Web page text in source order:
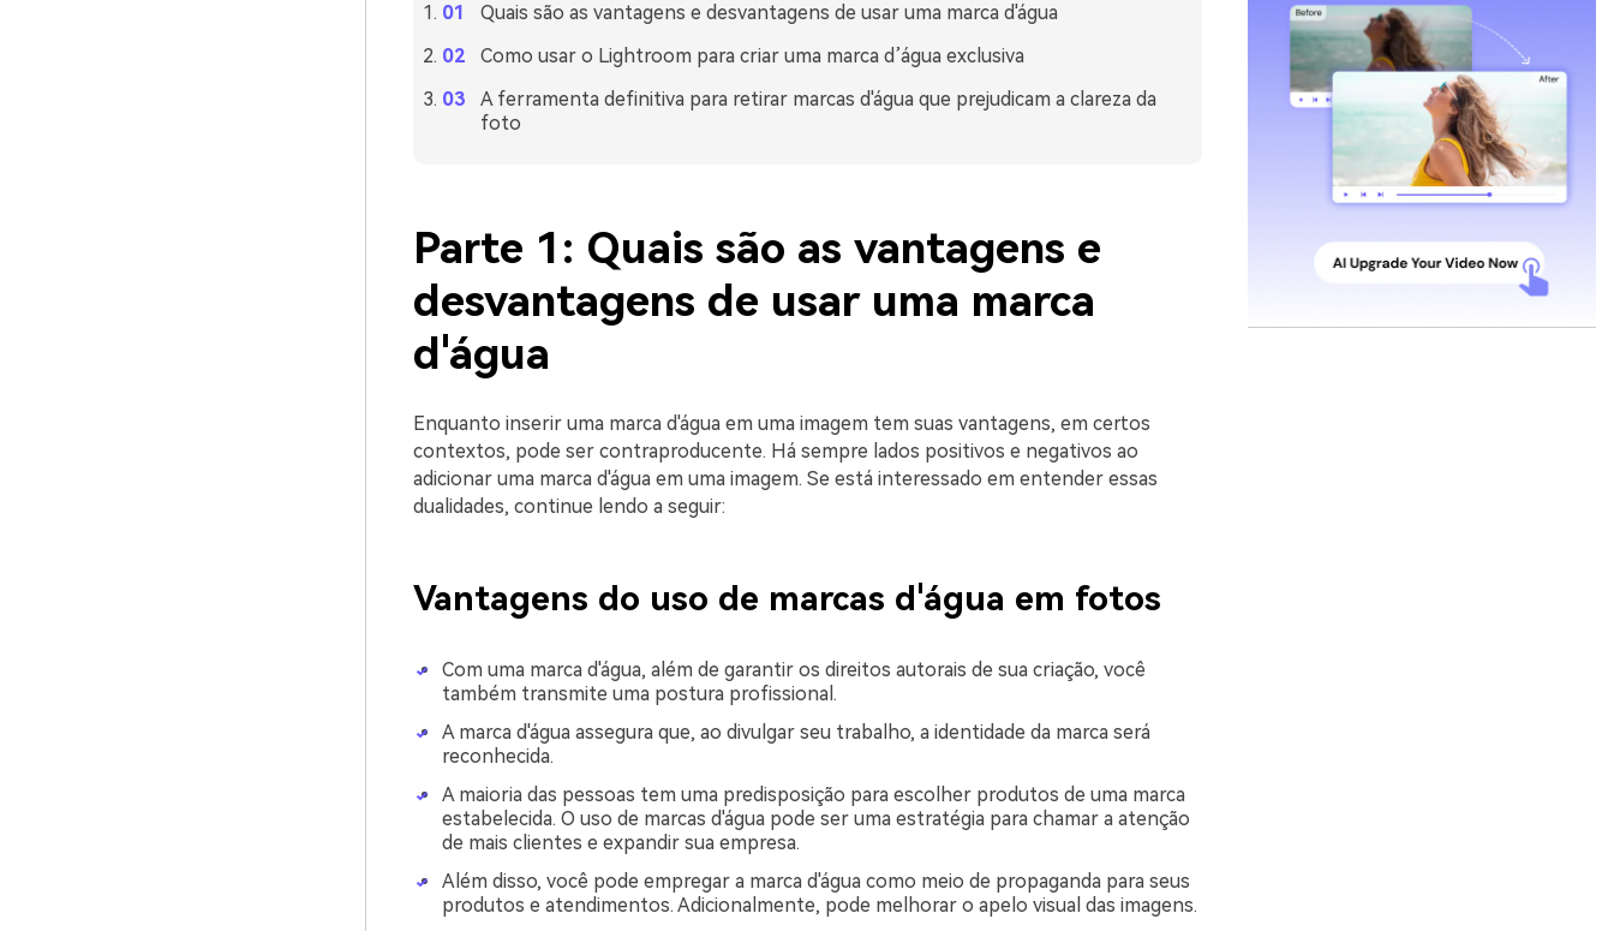
Quais são as vantagens e desvantagens de usar uma marca d'água
Como usar o Lightroom para criar uma marca d’água exclusiva
A ferramenta definitiva para retirar marcas d'água que prejudicam a clareza da
foto
Parte 1: Quais são as vantagens e
desvantagens de usar uma marca
d'água
Enquanto inserir uma marca d'água em uma imagem tem suas vantagens, em certos
contextos, pode ser contraproducente. Há sempre lados positivos e negativos ao
adicionar uma marca d'água em uma imagem. Se está interessado em entender essas
dualidades, continue lendo a seguir:
Vantagens do uso de marcas d'água em fotos
Com uma marca d'água, além de garantir os direitos autorais de sua criação, você
também transmite uma postura profissional.
A marca d'água assegura que, ao divulgar seu trabalho, a identidade da marca será
reconhecida.
A maioria das pessoas tem uma predisposição para escolher produtos de uma marca
estabelecida. O uso de marcas d'água pode ser uma estratégia para chamar a atenção
de mais clientes e expandir sua empresa.
Além disso, você pode empregar a marca d'água como meio de propaganda para seus
produtos e atendimentos. Adicionalmente, pode melhorar o apelo visual das imagens.